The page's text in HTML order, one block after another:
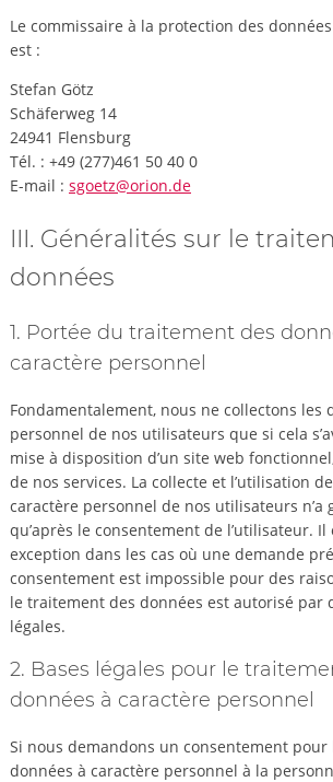
Le commissaire à la protection des
est :
Stefan Götz
Schäferweg 14
24941 Flensburg
Tél. : +49 (277)461 50 40 0
E-mail : sgoetz@orion.de
III. Généralités sur le
données
1. Portée du traitement des
caractère personnel
Fondamentalement, nous ne collectons les
personnel de nos utilisateurs que si cela
mise à disposition d’un site web
de nos services. La collecte et l’utilisation
caractère personnel de nos utilisateurs n’a
qu’après le consentement de l’utilisateur. Il
exception dans les cas où une demande
consentement est impossible pour des
le traitement des données est autorisé par
légales.
2. Bases légales pour le
données à caractère personnel
Si nous demandons un consentement
données à caractère personnel à la